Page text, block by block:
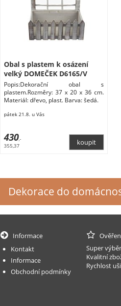
Obal s plastem k osázení
velký DOMEČEK D6165/V
Popis:Dekorační obal s
plastem.Rozměry: 37 x 20 x 36 cm.
Materiál: dřevo, plast. Barva: šedá.
pátek 21.8. u Vás
430,-
355,37
Dekorace do
Informace
Kontakt
Informace
Obchodní podmínky
Super
Kvalitní
Rychlost